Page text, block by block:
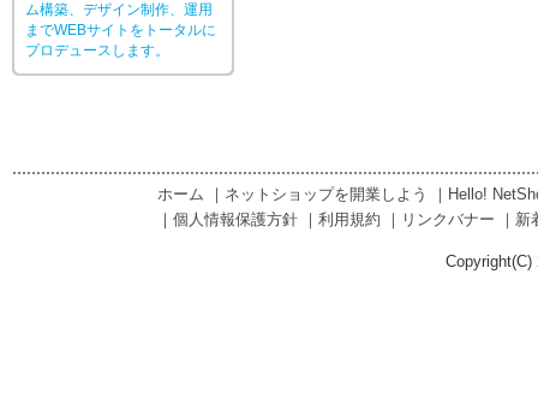
ム構築、デザイン制作、運用
までWEBサイトをトータルに
プロデュースします。
ホーム ｜ ネットショップを開業しよう ｜ Hello!
｜ 個人情報保護方針 ｜ 利用規約 ｜ リンクバナー ｜ 新